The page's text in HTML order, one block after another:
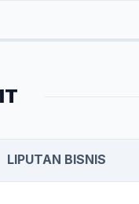
LIPUTAN BISNIS